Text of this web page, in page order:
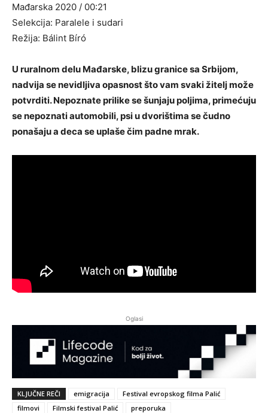
Mađarska 2020 / 00:21
Selekcija: Paralele i sudari
Režija: Bálint Bíró
U ruralnom delu Mađarske, blizu granice sa Srbijom,
nadvija se nevidljiva opasnost što vam svaki žitelj može
potvrditi. Nepoznate prilike se šunjaju poljima, primećuju
se nepoznati automobili, psi u dvorištima se čudno
ponašaju a deca se uplaše čim padne mrak.
Oglasi
KLJUČNE REČI emigracija
Festival evropskog filma Palić
filmovi
Filmski festival Palić preporuka